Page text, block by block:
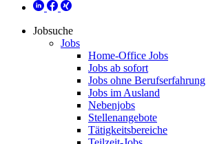
Jobsuche
Jobs
Home-Office Jobs
Jobs ab sofort
Jobs ohne Berufserfahrung
Jobs im Ausland
Nebenjobs
Stellenangebote
Tätigkeitsbereiche